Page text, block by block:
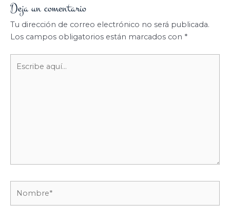
Deja un comentario
Tu dirección de correo electrónico no será publicada.
Los campos obligatorios están marcados con *
aquí...